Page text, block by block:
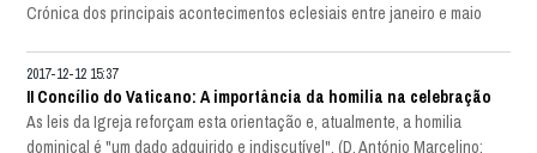
Crónica dos principais acontecimentos eclesiais entre janeiro e maio
2017-12-12 15:37
II Concílio do Vaticano: A importância da homilia na celebração
As leis da Igreja reforçam esta orientação e, atualmente, a homilia
dominical é "um dado adquirido e indiscutível". (D. António Marcelino;